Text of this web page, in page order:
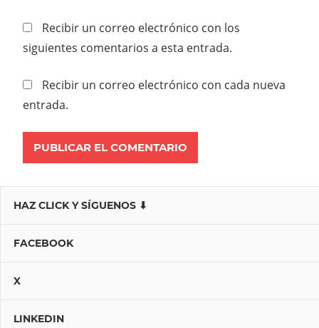
Recibir un correo electrónico con los
siguientes comentarios a esta entrada.
Recibir un correo electrónico con cada nueva
entrada.
HAZ CLICK Y SÍGUENOS ⬇
FACEBOOK
X
LINKEDIN